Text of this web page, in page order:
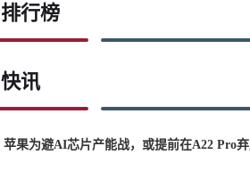
排行榜
快讯
苹果为避AI芯片产能战，或提前在A22 Pro